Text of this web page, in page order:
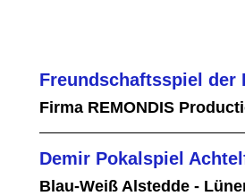
Freundschaftsspiel der
Firma REMONDIS
Demir Pokalspiel
Blau-Weiß Alstedde -